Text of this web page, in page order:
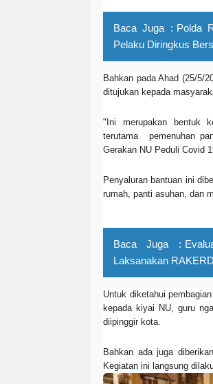
Baca Juga : Polda
Pelaku Diringkus
Bahkan pada Ahad (25/5/
ditujukan kepada
"Ini merupakan bentuk
terutama pemenuhan
Gerakan NU Peduli Covid
Penyaluran bantuan ini
rumah, panti asuhan, dan
Baca Juga :
Laksanakan
Untuk diketahui
kepada kiyai NU, guru
diipinggir kota.
Bahkan ada juga
Kegiatan ini langsung